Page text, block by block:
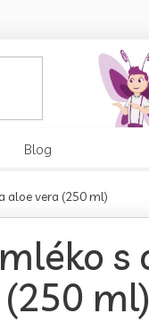
Blog
aloe vera (250 ml)
s
ml)